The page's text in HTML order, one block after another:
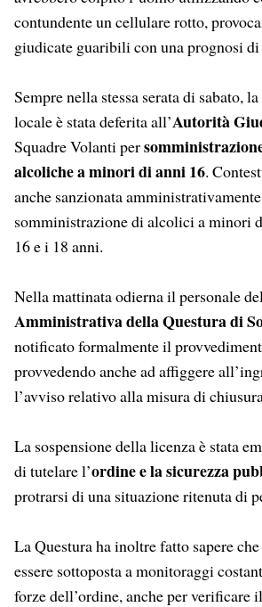
contundente un cellulare rotto,
giudicate guaribili con una prognosi di
Sempre nella stessa serata di sabato,
locale è stata deferita all’Autorità
Squadre Volanti per
alcoliche a minori di anni 16.
anche sanzionata
somministrazione di alcolici a minori
16 e i 18 anni.
Nella mattinata odierna il personale
Amministrativa della Questura di
notificato formalmente il
provvedendo anche ad affiggere
l’avviso relativo alla misura di
La sospensione della licenza è stata
di tutelare l’ordine e la sicurezza
protrarsi di una situazione ritenuta di
La Questura ha inoltre fatto sapere
essere sottoposta a monitoraggi
forze dell’ordine, anche per verificare